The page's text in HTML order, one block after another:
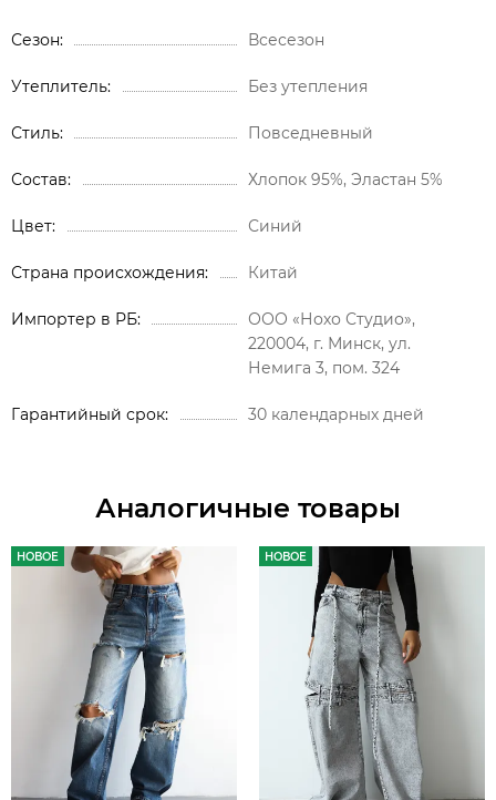
Сезон Всесезон
Утеплитель Без утепления
Стиль Повседневный
Состав Хлопок 95%, Эластан 5%
Цвет Синий
Страна происхождения Китай
Импортер в РБ
ООО «Нохо Студио»,
220004, г. Минск, ул.
Немига 3, пом. 324
Гарантийный срок 30 календарных дней
Аналогичные товары
НОВОЕ НОВОЕ